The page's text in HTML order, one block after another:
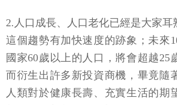
2.人口成長、人口老化已經是大家耳
這個趨勢有加快速度的跡象；未來
國家60歲以上的人口，將會超越25
而衍生出許多新投資商機，畢竟隨
人類對於健康長壽、充實生活的期